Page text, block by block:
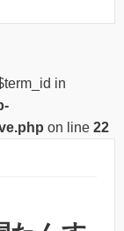
in
on line 22